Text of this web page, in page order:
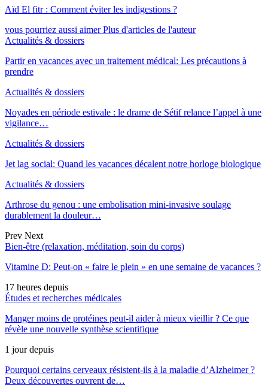
Aïd El fitr : Comment éviter les indigestions ?
vous pourriez aussi aimer Plus d'articles de l'auteur
Actualités & dossiers
Partir en vacances avec un traitement médical: Les précautions à
prendre
Actualités & dossiers
Noyades en période estivale : le drame de Sétif relance l’appel à une
vigilance…
Actualités & dossiers
Jet lag social: Quand les vacances décalent notre horloge biologique
Actualités & dossiers
Arthrose du genou : une embolisation mini-invasive soulage
durablement la douleur…
Prev Next
Bien-être (relaxation, méditation, soin du corps)
Vitamine D: Peut-on « faire le plein » en une semaine de vacances ?
17 heures depuis
Études et recherches médicales
Manger moins de protéines peut-il aider à mieux vieillir ? Ce que
révèle une nouvelle synthèse scientifique
1 jour depuis
Pourquoi certains cerveaux résistent-ils à la maladie d’Alzheimer ?
Deux découvertes ouvrent de…